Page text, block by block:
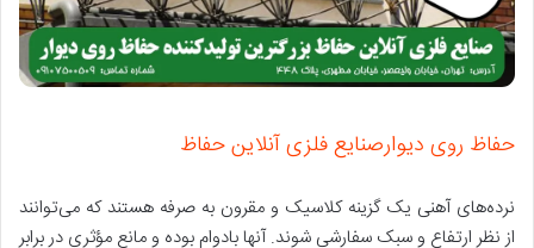
حفاظ روی دیوارصنایع فلزی آنلاین حفاظ
نردههای آهنی یک گزینه کلاسیک و مقرون به صرفه هستند که میتوانند
از نظر ارتفاع و سبک سفارشی شوند.آنها بادوام بوده و مانع مؤثری در برابر